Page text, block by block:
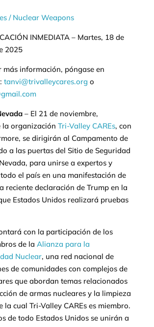
/ Nuclear Weapons
INMEDIATA – Martes, 18 de
2025
más información, póngase en
tanvi@trivalleycares.org o
– El 21 de noviembre,
la organización Tri-Valley CAREs, con
se dirigirán al Campamento de
a las puertas del Sitio de Seguridad
para unirse a expertos y
el país en una manifestación de
reciente declaración de Trump en la
Estados Unidos realizará pruebas
con la participación de los
de la Alianza para la
Nuclear, una red nacional de
de comunidades con complejos de
que abordan temas relacionados
de armas nucleares y la limpieza
la cual Tri-Valley CAREs es miembro.
de todo Estados Unidos se unirán a